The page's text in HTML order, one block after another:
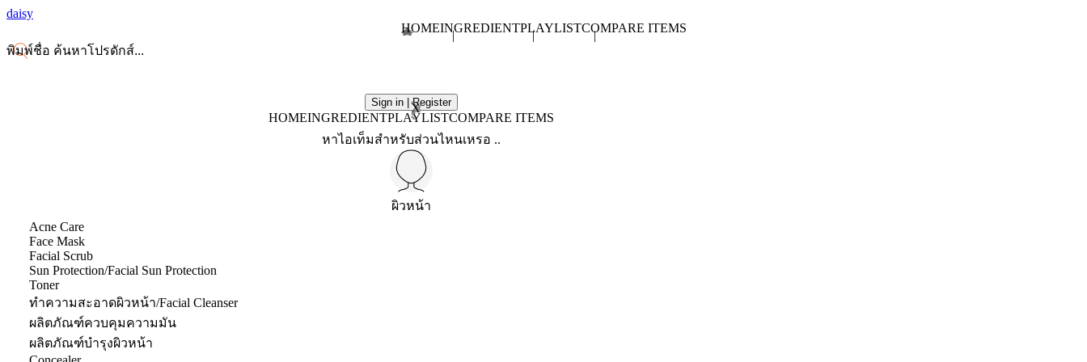
daisy
HOMEINGREDIENTPLAYLISTCOMPARE ITEMS
Sign in | Register
X
HOMEINGREDIENTPLAYLISTCOMPARE ITEMS
หาไอเท็มสำหรับส่วนไหนเหรอ ..
ผิวหน้า
Acne Care
Face Mask
Facial Scrub
Sun Protection/Facial Sun Protection
Toner
ทำความสะอาดผิวหน้า/Facial Cleanser
ผลิตภัณฑ์ควบคุมความมัน
ผลิตภัณฑ์บำรุงผิวหน้า